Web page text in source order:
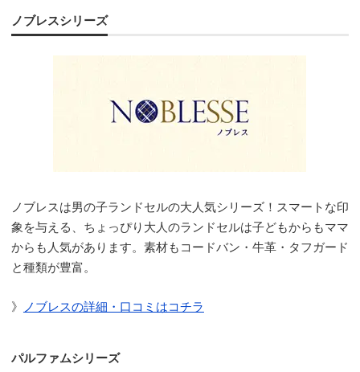
ノブレスシリーズ
ノブレスは男の子ランドセルの大人気シリーズ！スマートな印
象を与える、ちょっぴり大人のランドセルは子どもからもママ
からも人気があります。素材もコードバン・牛革・タフガード
と種類が豊富。
》 ノブレスの詳細・口コミはコチラ
パルファムシリーズ